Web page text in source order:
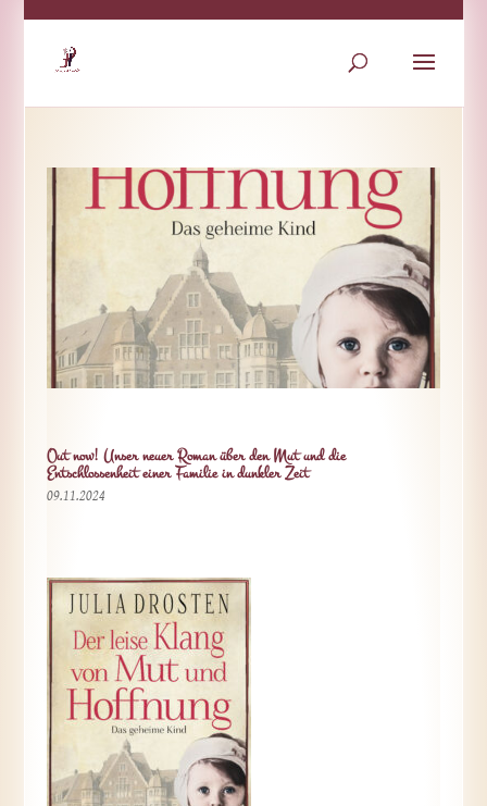
Out now! Unser neuer Roman über den Mut und die
Entschlossenheit einer Familie in dunkler Zeit
09.11.2024